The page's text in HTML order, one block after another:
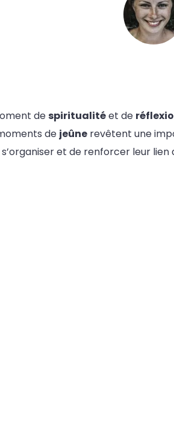
de spiritualitéet de
de jeûne revêtent une
et de renforcer leur lien